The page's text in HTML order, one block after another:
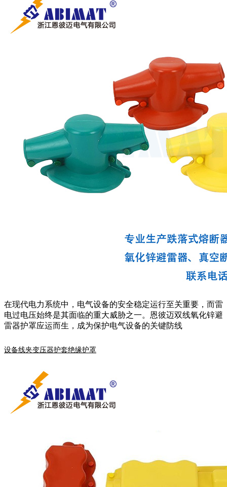
在现代电力系统中，电气设备的安全稳定运行至关重要，而雷
电过电压始终是其面临的重大威胁之一。恩彼迈双线氧化锌避
雷器护罩应运而生，成为保护电气设备的关键防线
设备线夹变压器护套绝缘护罩